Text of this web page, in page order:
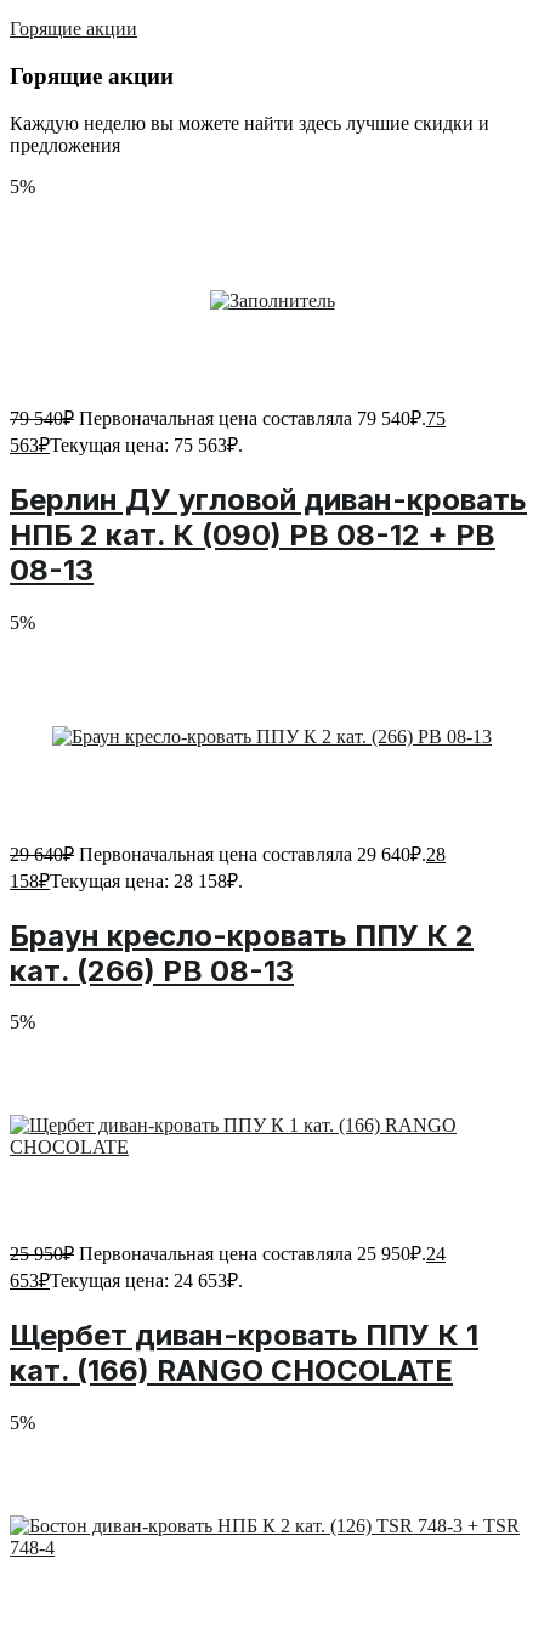
Горящие акции
Горящие акции
Каждую неделю вы можете найти здесь лучшие скидки и
предложения
5%
79 540₽ Первоначальная цена составляла 79 540₽.75
563₽Текущая цена: 75 563₽.
Берлин ДУ угловой диван-кровать
НПБ 2 кат. К (090) PB 08-12 + PB
08-13
5%
29 640₽ Первоначальная цена составляла 29 640₽.28
158₽Текущая цена: 28 158₽.
Браун кресло-кровать ППУ К 2
кат. (266) PB 08-13
5%
25 950₽ Первоначальная цена составляла 25 950₽.24
653₽Текущая цена: 24 653₽.
Щербет диван-кровать ППУ К 1
кат. (166) RANGO CHOCOLATE
5%